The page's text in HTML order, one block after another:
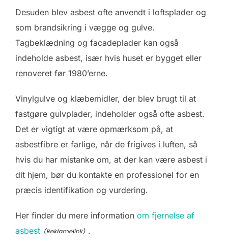
Desuden blev asbest ofte anvendt i loftsplader og
som brandsikring i vægge og gulve.
Tagbeklædning og facadeplader kan også
indeholde asbest, især hvis huset er bygget eller
renoveret før 1980’erne.
Vinylgulve og klæbemidler, der blev brugt til at
fastgøre gulvplader, indeholder også ofte asbest.
Det er vigtigt at være opmærksom på, at
asbestfibre er farlige, når de frigives i luften, så
hvis du har mistanke om, at der kan være asbest i
dit hjem, bør du kontakte en professionel for en
præcis identifikation og vurdering.
Her finder du mere information om fjernelse af
asbest
.